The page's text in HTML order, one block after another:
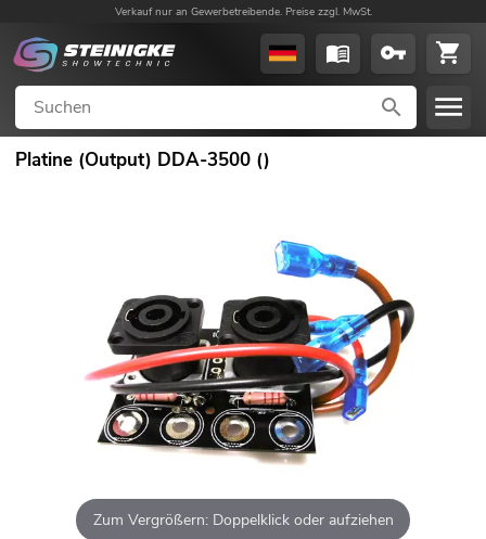
Verkauf nur an Gewerbetreibende. Preise zzgl. MwSt.
Platine (Output) DDA-3500 ()
Zum Vergrößern: Doppelklick oder aufziehen